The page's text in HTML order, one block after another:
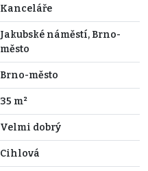
Kanceláře
Jakubské náměstí, Brno-
město
Brno-město
35 m²
Velmi dobrý
Cihlová